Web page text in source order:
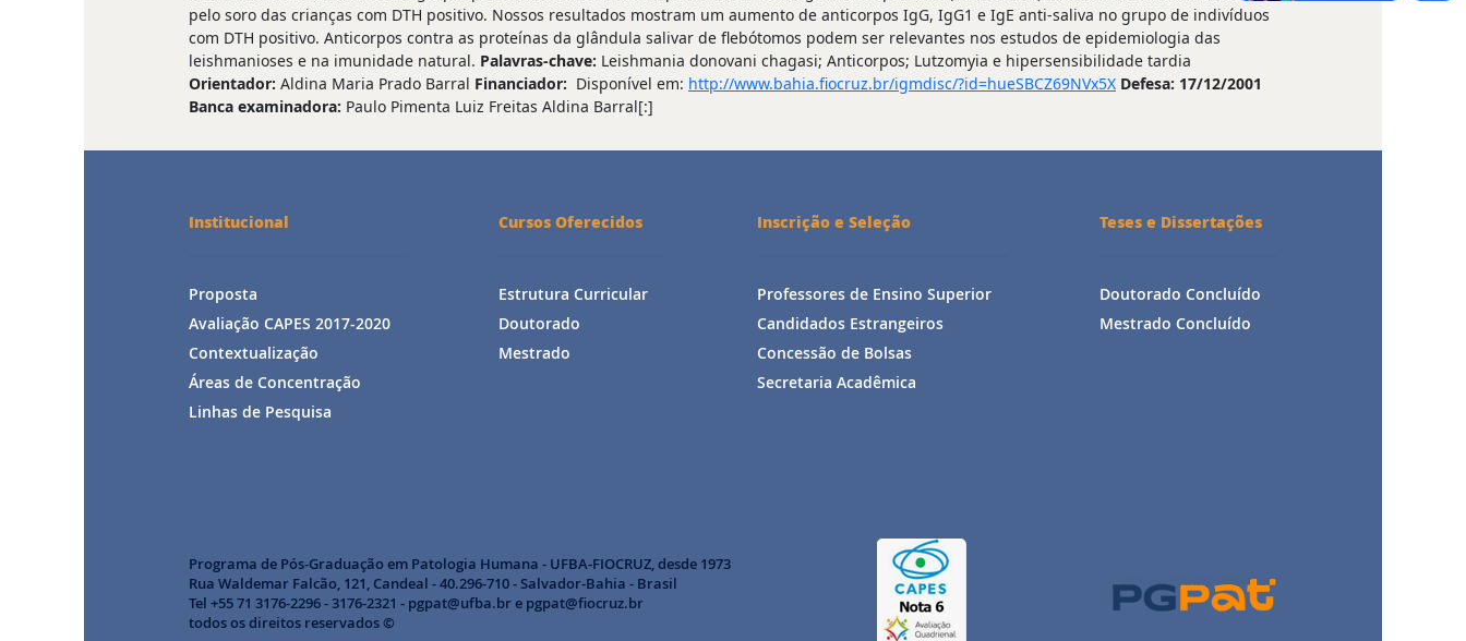
pelo soro das crianças com DTH positivo. Nossos resultados mostram um aumento de anticorpos IgG, IgG1 e IgE anti-saliva no grupo de indivíduos
com DTH positivo. Anticorpos contra as proteínas da glândula salivar de flebótomos podem ser relevantes nos estudos de epidemiologia das
leishmanioses e na imunidade natural. Palavras-chave: Leishmania donovani chagasi; Anticorpos; Lutzomyia e hipersensibilidade tardia
Orientador: Aldina Maria Prado Barral Financiador: Disponível em: http://www.bahia.fiocruz.br/igmdisc/?id=hueSBCZ69NVx5X Defesa: 17/12/2001
Banca examinadora: Paulo Pimenta Luiz Freitas Aldina Barral[:]
Institucional
Proposta
Avaliação CAPES 2017-2020
Contextualização
Áreas de Concentração
Linhas de Pesquisa
Cursos Oferecidos
Estrutura Curricular
Doutorado
Mestrado
Inscrição e Seleção
Professores de Ensino Superior
Candidados Estrangeiros
Concessão de Bolsas
Secretaria Acadêmica
Teses e Dissertações
Doutorado Concluído
Mestrado Concluído
Programa de Pós-Graduação em Patologia Humana - UFBA-FIOCRUZ, desde 1973
Rua Waldemar Falcão, 121, Candeal - 40.296-710 - Salvador-Bahia - Brasil
Tel +55 71 3176-2296 - 3176-2321 - pgpat@ufba.br e pgpat@fiocruz.br
todos os direitos reservados ©